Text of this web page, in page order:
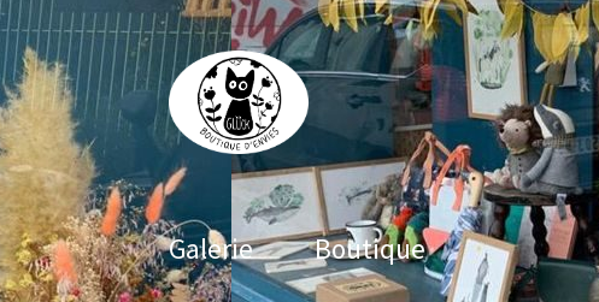
Aller
à
la
navigation
Aller
au
contenu
Galerie Boutique